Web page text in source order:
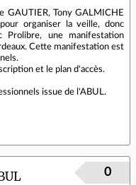
GAUTIER, Tony GALMICHE
organiser la veille, donc
une manifestation
Cette manifestation est
et le plan d'accès.
issue de l'ABUL.
0